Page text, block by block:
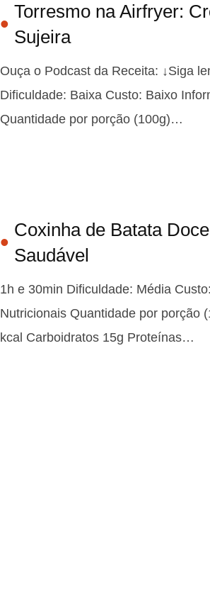
Torresmo na Airfryer:
Sujeira
Ouça o Podcast da Receita: ↓Siga
Dificuldade: Baixa Custo: Baixo
Quantidade por porção (100g)…
Coxinha de Batata
Saudável
1h e 30min Dificuldade: Média
Nutricionais Quantidade por porção
kcal Carboidratos 15g Proteínas…